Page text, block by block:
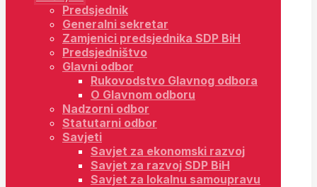
Predsjednik
Generalni sekretar
Zamjenici predsjednika SDP BiH
Predsjedništvo
Glavni odbor
Rukovodstvo Glavnog odbora
O Glavnom odboru
Nadzorni odbor
Statutarni odbor
Savjeti
Savjet za ekonomski razvoj
Savjet za razvoj SDP BiH
Savjet za lokalnu samoupravu